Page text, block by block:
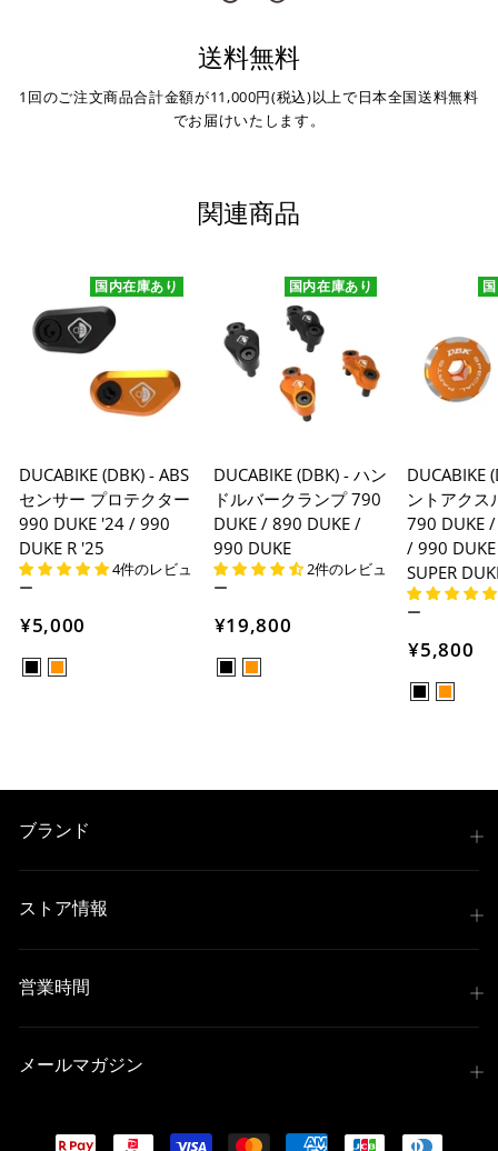
入金確認が取れ次第、商品を手配させて頂きます。
※ お支払期限はご注文日より7日以内とさせて頂いてお
り、万が一過ぎてしまった場合はご注文をキャンセルさ
送料無料
1回のご注文商品合計金額が11,000円(税込)以上で日本全国送料無料
でお届けいたします。
関連商品
国内在庫あり
DUCABIKE (DBK) - ABS
センサー プロテクター
990 DUKE '24 / 990
DUKE R '25
4件のレビュ
ー
¥5,000
国内在庫あり
DUCABIKE (DBK) - ハン
ドルバークランプ 790
DUKE / 890 DUKE /
990 DUKE
2件のレビュ
ー
¥19,800
DUCABIKE
ントアクス
790 DUKE
/ 990
SUPER
ー
¥5,800
ブランド
ストア情報
営業時間
メールマガジン